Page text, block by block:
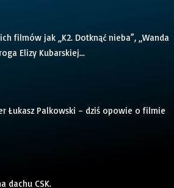
filmów jak „K2. Dotknąć nieba”, „Wanda
Elizy Kubarskiej...
Łukasz Palkowski – dziś opowie o filmie
dachu CSK.